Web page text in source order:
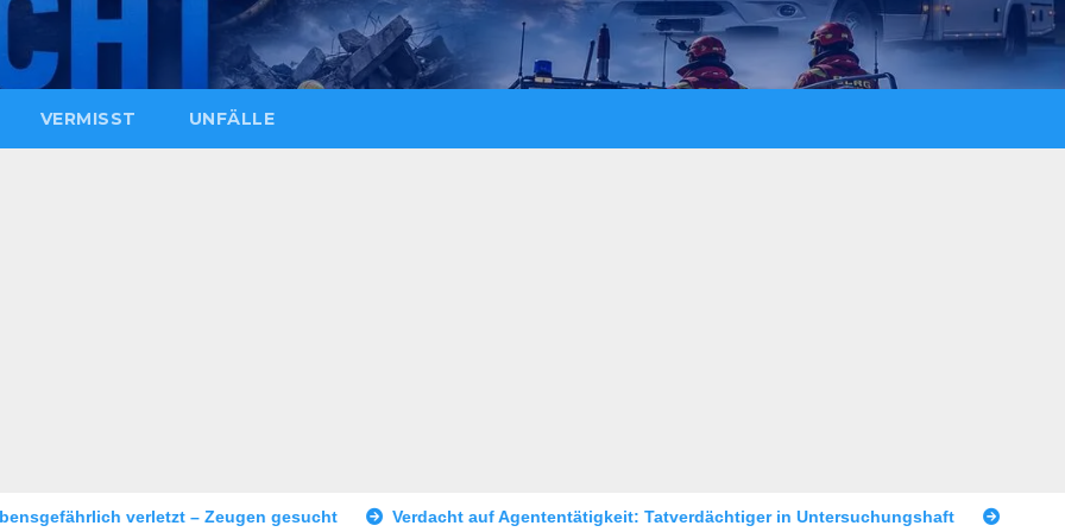
VERMISST UNFÄLLE
gesucht Verdacht auf Agententätigkeit: Tatverdächtiger in Untersuchungshaft Raubüberfall im